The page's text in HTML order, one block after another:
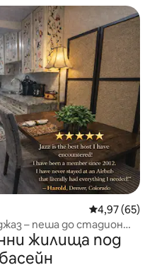
Средна
4,97 (65)
– пеша до стадион
жилища под